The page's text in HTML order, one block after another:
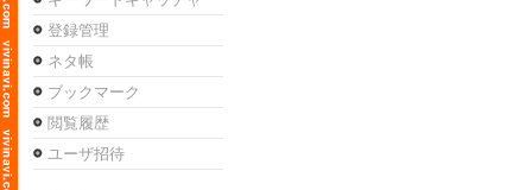
登録管理
ネタ帳
ブックマーク
閲覧履歴
ユーザ招待